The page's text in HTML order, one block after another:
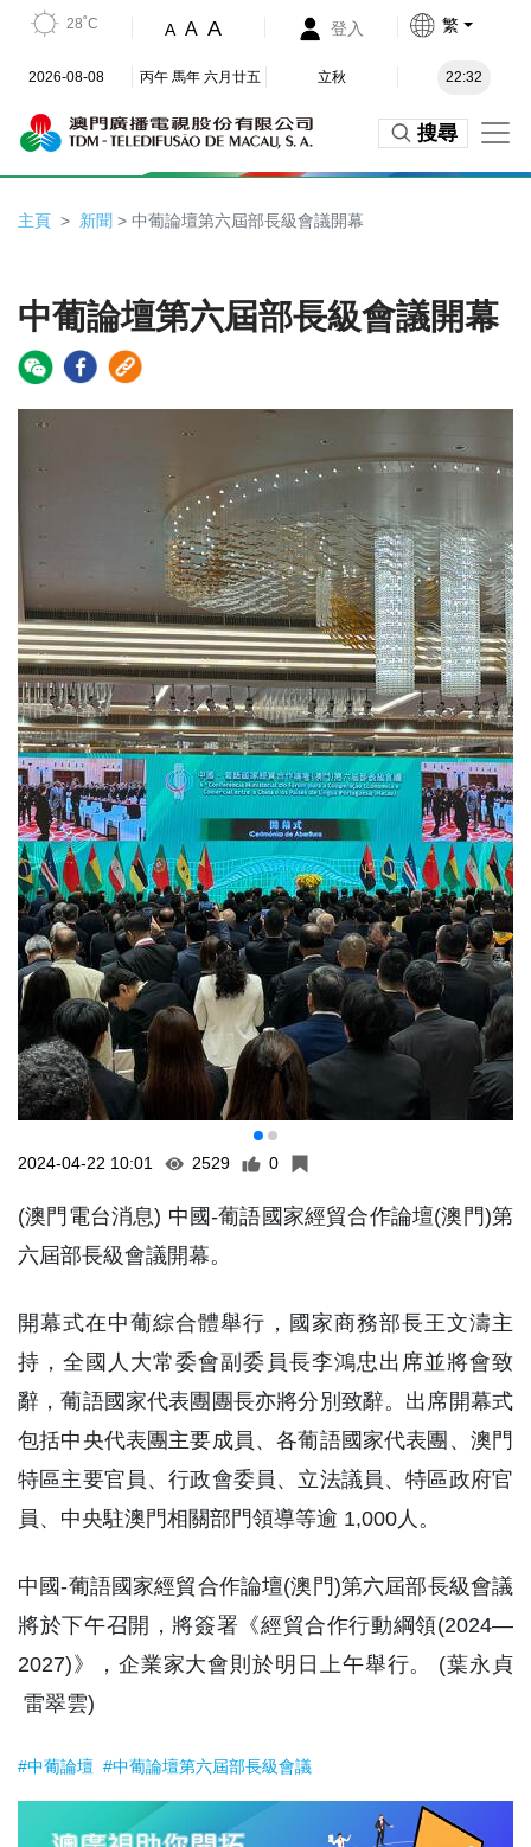
28˚C A A A 登入 繁
2026-08-08 丙午 馬年 六月廿五 立秋 22:32
搜尋
主頁 新聞 > 中葡論壇第六屆部長級會議開幕
中葡論壇第六屆部長級會議開幕
2024-04-22 10:01 2529 0
(澳門電台消息) 中國-葡語國家經貿合作論壇(澳門)第
六屆部長級會議開幕。
開幕式在中葡綜合體舉行，國家商務部長王文濤主
持，全國人大常委會副委員長李鴻忠出席並將會致
辭，葡語國家代表團團長亦將分別致辭。出席開幕式
包括中央代表團主要成員、各葡語國家代表團、澳門
特區主要官員、行政會委員、立法議員、特區政府官
員、中央駐澳門相關部門領導等逾 1,000人。
中國-葡語國家經貿合作論壇(澳門)第六屆部長級會議
將於下午召開，將簽署《經貿合作行動綱領(2024—
2027)》，企業家大會則於明日上午舉行。 (葉永貞
雷翠雲)
#中葡論壇 #中葡論壇第六屆部長級會議